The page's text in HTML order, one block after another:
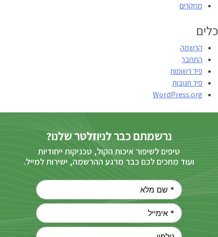
מחקרים
כלים
הרשמה
התחבר
פיד רשומות
פיד תגובות
WordPress.org
נרשמתם כבר לניוזלטר שלנו?
טיפים לשיפור איכות הקול, טכניקות ייחודיות
ועוד מחכים לכם כבר מרגע ההרשמה, ישירות למייל.